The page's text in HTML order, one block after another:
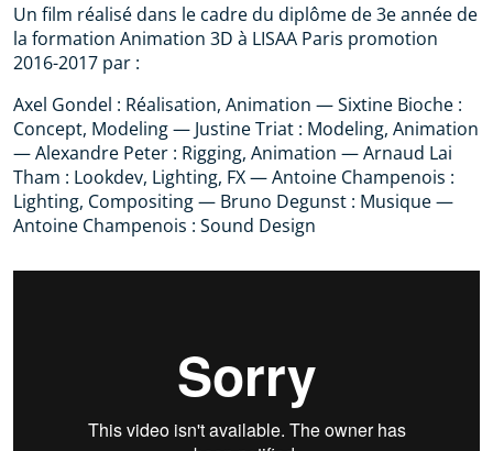
Un film réalisé dans le cadre du diplôme de 3e année de
la formation Animation 3D à LISAA Paris promotion
2016-2017 par :
Axel Gondel : Réalisation, Animation — Sixtine Bioche :
Concept, Modeling — Justine Triat : Modeling, Animation
— Alexandre Peter : Rigging, Animation — Arnaud Lai
Tham : Lookdev, Lighting, FX — Antoine Champenois :
Lighting, Compositing — Bruno Degunst : Musique —
Antoine Champenois : Sound Design